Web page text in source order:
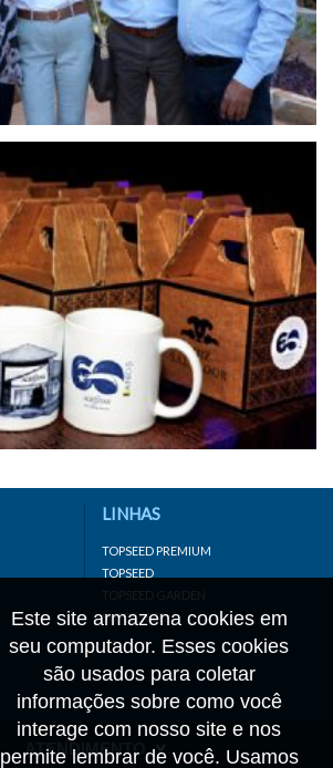
Este site armazena cookies em
seu computador. Esses cookies
são usados para coletar
informações sobre como você
interage com nosso site e nos
permite lembrar de você. Usamos
LINHAS
TOPSEED PREMIUM
TOPSEED
TOPSEED GARDEN
SUPERSEED
ATENDIMENTO